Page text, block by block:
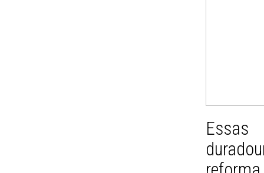
Essas